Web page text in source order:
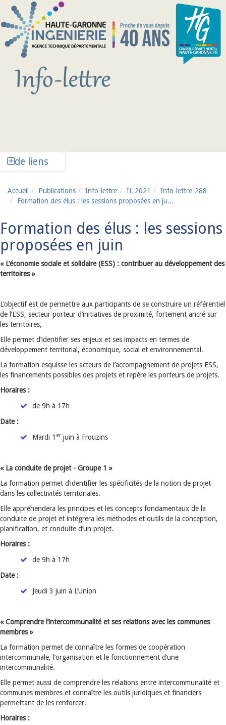
Aller au contenu principal
de liens
Accueil Publications Info-lettre IL 2021
Info-lettre-288
Formation des élus : les sessions proposées en ju...
Formation des élus : les sessions
proposées en juin
« L’économie sociale et solidaire (ESS) : contribuer au développement des
territoires »
L’objectif est de permettre aux participants de se construire un référentiel
de l’ESS, secteur porteur d’initiatives de proximité, fortement ancré sur
les territoires,
Elle permet d’identifier ses enjeux et ses impacts en termes de
développement territorial, économique, social et environnemental.
La formation esquisse les acteurs de l’accompagnement de projets ESS,
les financements possibles des projets et repère les porteurs de projets.
Horaires :
de 9h à 17h
Date :
Mardi 1 er juin à Frouzins
« La conduite de projet - Groupe 1 »
La formation permet d’identifier les spécificités de la notion de projet
dans les collectivités territoriales.
Elle appréhendera les principes et les concepts fondamentaux de la
conduite de projet et intégrera les méthodes et outils de la conception,
planification, et conduite d’un projet.
Horaires :
de 9h à 17h
Date :
Jeudi 3 juin à L’Union
« Comprendre l’intercommunalité et ses relations avec les communes
membres »
La formation permet de connaître les formes de coopération
intercommunale, l’organisation et le fonctionnement d’une
intercommunalité.
Elle permet aussi de comprendre les relations entre intercommunalité et
communes membres et connaître les outils juridiques et financiers
permettant de les renforcer.
Horaires :